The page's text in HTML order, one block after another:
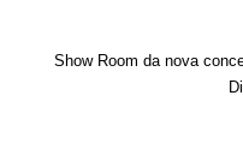
Show Room da nova